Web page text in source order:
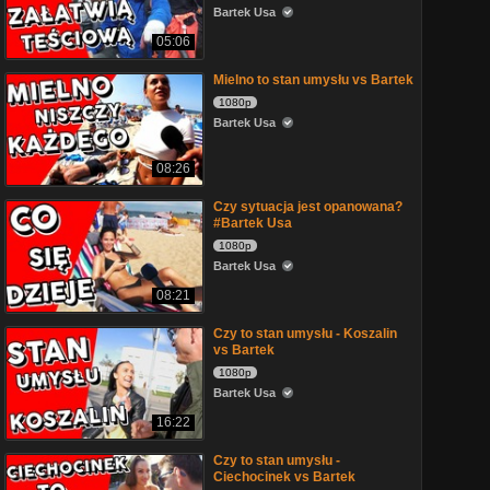
05:06
Bartek Usa
08:26
Mielno to stan umysłu vs Bartek
1080p
Bartek Usa
08:21
Czy sytuacja jest opanowana?
#Bartek Usa
1080p
Bartek Usa
16:22
Czy to stan umysłu - Koszalin
vs Bartek
1080p
Bartek Usa
Czy to stan umysłu -
Ciechocinek vs Bartek